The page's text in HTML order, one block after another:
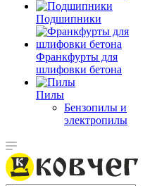
Подшипники
Франкфурты для
шлифовки бетона
Пилы
Бензопилы и
электропилы